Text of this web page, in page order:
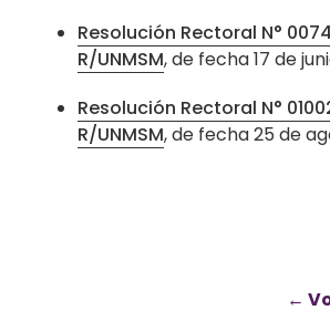
EPE
MILENKA DEL PILAR CORNEJO
Resolución Rectoral N°
R/UNMSM, de fecha 17 de
Resolución Rectoral N°
R/UNMSM, de fecha 25 de
←